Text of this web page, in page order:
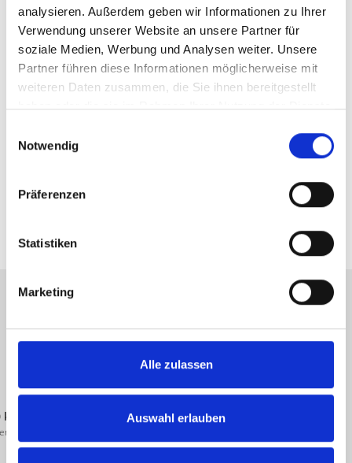
analysieren. Außerdem geben wir Informationen zu Ihrer
Verwendung unserer Website an unsere Partner für
soziale Medien, Werbung und Analysen weiter. Unsere
Partner führen diese Informationen möglicherweise mit
weiteren Daten zusammen, die Sie ihnen bereitgestellt
haben oder die sie im Rahmen Ihrer Nutzung der Dienste
Notwendig
Präferenzen
Statistiken
Marketing
Alle zulassen
Auswahl erlauben
Ihr Vermietungs-Team von Hegerich Immobilien
Telefon: -
Telefax: +49 89 230696244
Mobil: -
Links
Online Wertermittlung
Energieausweis (Bedarfsausweis)
/ (m²*a)